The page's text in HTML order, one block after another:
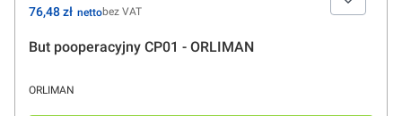
But pooperacyjny CP01 - ORLIMAN
PRODUCENT
ORLIMAN
Cena
76,48 zł bez VAT